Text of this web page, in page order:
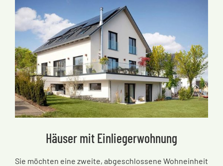
Häuser mit Einliegerwohnung
Sie möchten eine zweite, abgeschlossene Wohneinheit